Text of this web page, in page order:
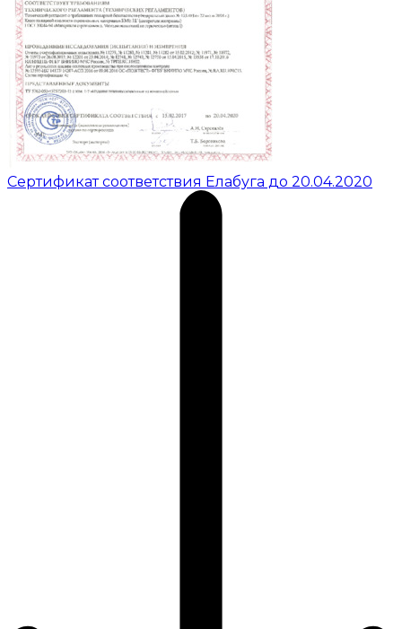
Сертификат соответствия Елабуга до 20.04.2020